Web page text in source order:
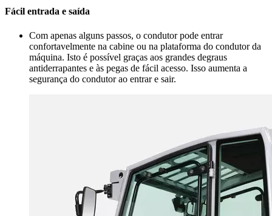
Fácil entrada e saída
Com apenas alguns passos, o condutor pode entrar
confortavelmente na cabine ou na plataforma do condutor da
máquina. Isto é possível graças aos grandes degraus
antiderrapantes e às pegas de fácil acesso. Isso aumenta a
segurança do condutor ao entrar e sair.